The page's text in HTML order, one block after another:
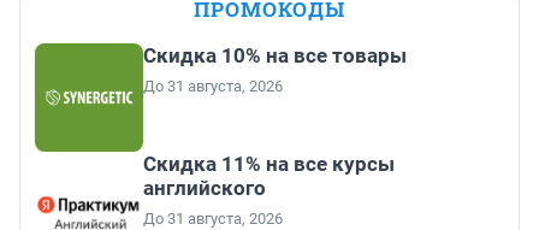
ПРОМОКОДЫ
Скидка 10% на все товары
До 31 августа, 2026
Скидка 11% на все курсы
английского
До 31 августа, 2026